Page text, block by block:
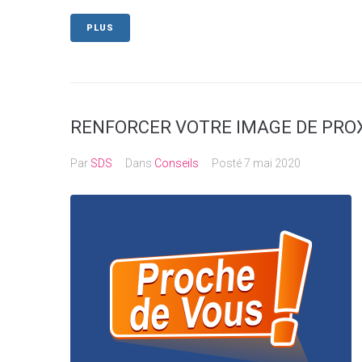
PLUS
RENFORCER VOTRE IMAGE DE
Par SDS Dans Conseils Posté7 mai 2020